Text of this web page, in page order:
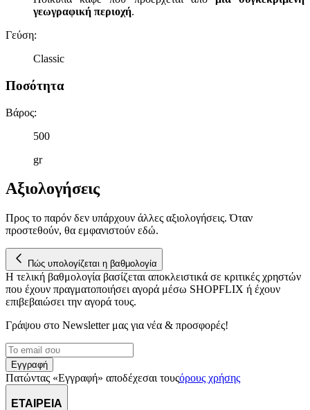
γεωγραφική περιοχή.
Γεύση:
Classic
Ποσότητα
Βάρος:
500
gr
Αξιολογήσεις
Προς το παρόν δεν υπάρχουν άλλες αξιολογήσεις. Όταν
προστεθούν, θα εμφανιστούν εδώ.
Πώς υπολογίζεται η βαθμολογία
Η τελική βαθμολογία βασίζεται αποκλειστικά σε κριτικές χρηστών
που έχουν πραγματοποιήσει αγορά μέσω SHOPFLIX ή έχουν
επιβεβαιώσει την αγορά τους.
Γράψου στο Νewsletter μας για νέα & προσφορές!
Εγγραφή
Πατώντας «Εγγραφή» αποδέχεσαι τουςόρους χρήσης
ΕΤΑΙΡΕΙΑ